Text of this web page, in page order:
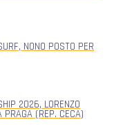
NONO POSTO PER
2026, LORENZO
PRAGA (REP. CECA)